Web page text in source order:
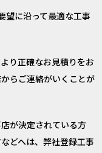
望に沿って最適な工事
り正確なお見積りをお
らご連絡がいくことが
が決定されている方
どへは、弊社登録工事